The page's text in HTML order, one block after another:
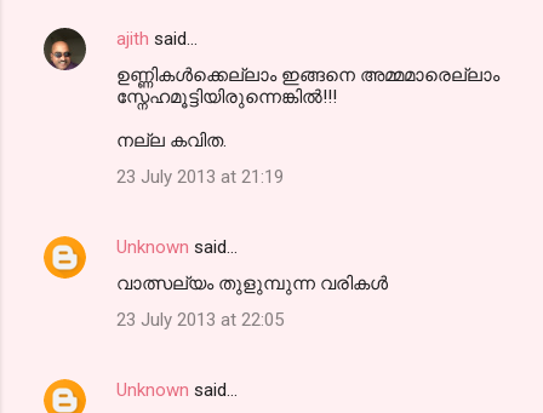
ajith said…
ഉണ്ണികള്‍ക്കെല്ലാം ഇങ്ങനെ അമ്മമാരെല്ലാം
സ്നേഹമൂട്ടിയിരുന്നെങ്കില്‍!!!
നല്ല കവിത.
23 July 2013 at 21:19
Unknown said…
വാത്സല്യം തുളുമ്പുന്ന വരികള്‍
23 July 2013 at 22:05
Unknown said…